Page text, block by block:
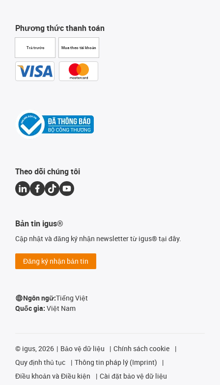
Phương thức thanh toán
Trả trước Mua theo tài khoản
Theo dõi chúng tôi
Bản tin igus®
Cập nhật và đăng ký nhận newsletter từ igus® tại đây.
Đăng ký nhận bản tin
Ngôn ngữ:Tiếng Việt
Quốc gia: Việt Nam
© igus, 2026 Bảo vệ dữ liệu
Chính sách cookie
Quy định thủ tục
Thông tin pháp lý (Imprint)
Điều khoản và Điều kiện
Cài đặt bảo vệ dữ liệu